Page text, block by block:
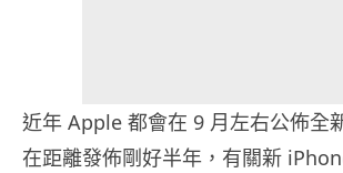
近年 Apple 都會在 9 月左右公佈全
在距離發佈剛好半年，有關新